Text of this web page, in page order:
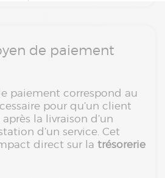
de paiement
paiement correspond au
pour qu’un client
la livraison d’un
d’un service. Cet
direct sur la trésorerie